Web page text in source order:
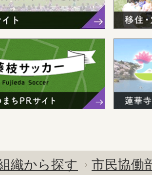
織から探す
市民協働